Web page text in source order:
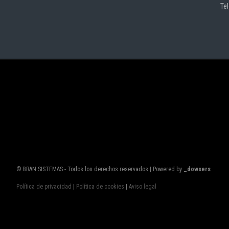
© BRAN SISTEMAS - Todos los derechos reservados | Powered by _dowsers
Política de privacidad | Política de cookies | Aviso legal